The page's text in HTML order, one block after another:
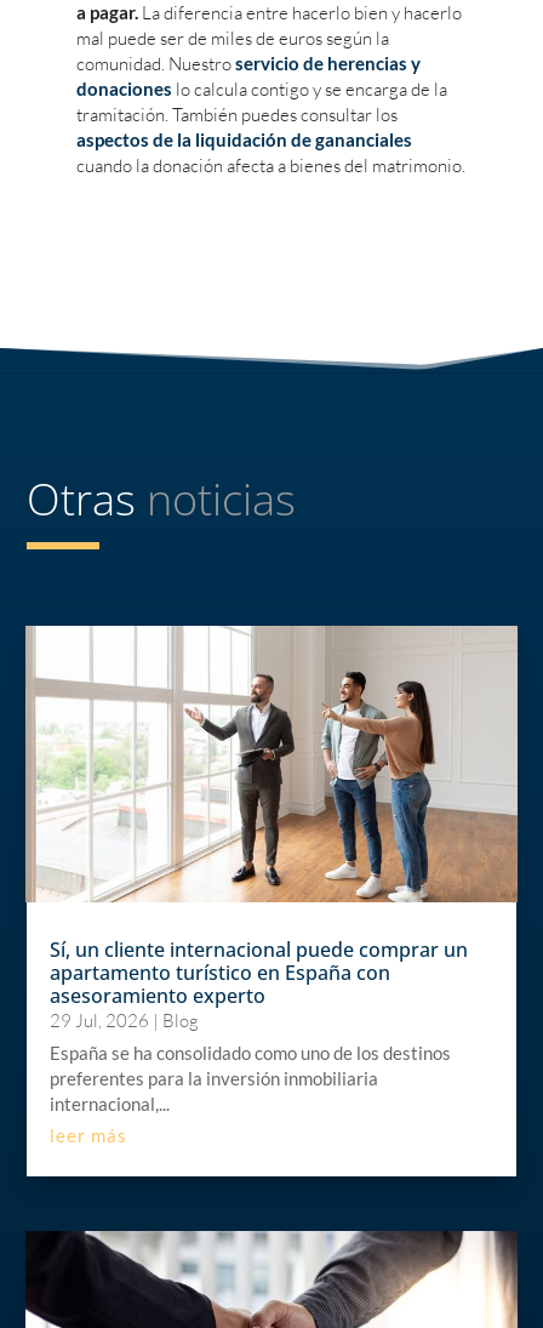
a pagar.La diferencia entre hacerlo bien y hacerlo
mal puede ser de miles de euros según la
comunidad. Nuestroservicio de herencias y
donaciones lo calcula contigo y se encarga de la
tramitación. También puedes consultar los
aspectos de la liquidación de gananciales
cuando la donación afecta a bienes del matrimonio.
Otras noticias
Sí, un cliente internacional puede comprar un
apartamento turístico en España con
asesoramiento experto
29 Jul, 2026 | Blog
España se ha consolidado como uno de los destinos
preferentes para la inversión inmobiliaria
internacional,...
leer más